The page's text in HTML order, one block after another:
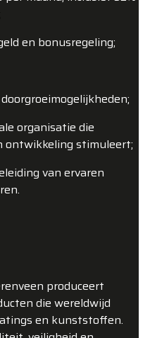
en bonusregeling;
organisatie die
ontwikkeling stimuleert;
van ervaren
produceert
die wereldwijd
en kunststoffen.